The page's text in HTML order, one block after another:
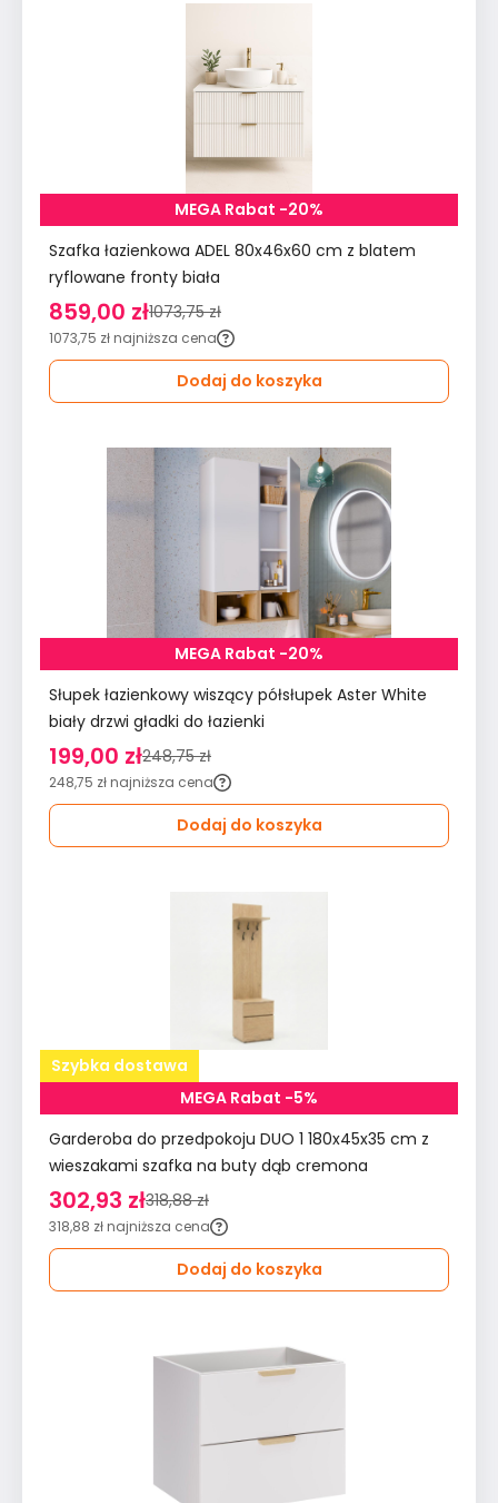
MEGA Rabat -20%
Szafka łazienkowa ADEL 80x46x60 cm z blatem
ryflowane fronty biała
859,00 zł1073,75 zł
1073,75 zł najniższa cena
Dodaj do koszyka
MEGA Rabat -20%
Słupek łazienkowy wiszący półsłupek Aster White
biały drzwi gładki do łazienki
199,00 zł248,75 zł
248,75 zł najniższa cena
Dodaj do koszyka
Szybka dostawa
MEGA Rabat -5%
Garderoba do przedpokoju DUO 1 180x45x35 cm z
wieszakami szafka na buty dąb cremona
302,93 zł318,88 zł
318,88 zł najniższa cena
Dodaj do koszyka